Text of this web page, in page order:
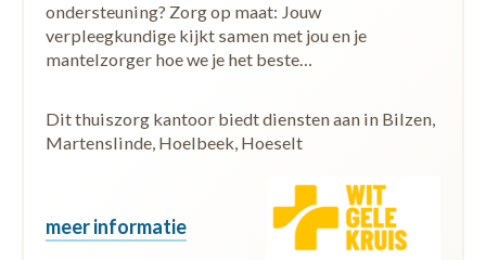
ondersteuning? Zorg op maat: Jouw
verpleegkundige kijkt samen met jou en je
mantelzorger hoe we je het beste…
Dit thuiszorg kantoor biedt diensten aan in Bilzen,
Martenslinde, Hoelbeek, Hoeselt
meer informatie